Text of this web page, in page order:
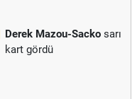
Derek Mazou-Sacko sarı
kart gördü